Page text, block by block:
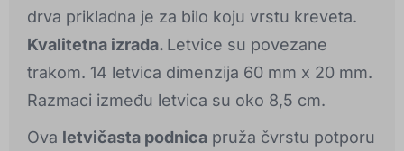
drva prikladna je za bilo koju vrstu kreveta.
Kvalitetna izrada. Letvice su povezane
trakom. 14 letvica dimenzija 60 mm x 20 mm.
Razmaci između letvica su oko 8,5 cm.
Ova letvičasta podnica pruža čvrstu potporu